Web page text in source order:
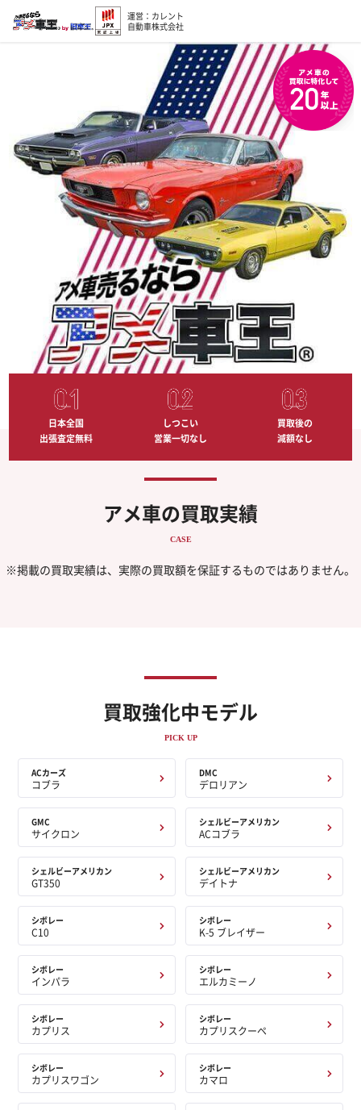
運営：カレント
自動車株式会社
―
日本全国
出張査定無料
―
しつこい
営業一切なし
―
買取後の
減額なし
アメ車の買取実績
CASE
※掲載の買取実績は、実際の買取額を保証するものではありません。
買取強化中モデル
PICK UP
ACカーズ
コブラ
DMC
デロリアン
GMC
サイクロン
シェルビーアメリカン
ACコブラ
シェルビーアメリカン
GT350
シェルビーアメリカン
デイトナ
シボレー
C10
シボレー
K-5 ブレイザー
シボレー
インパラ
シボレー
エルカミーノ
シボレー
カプリス
シボレー
カプリスクーペ
シボレー
カプリスワゴン
シボレー
カマロ